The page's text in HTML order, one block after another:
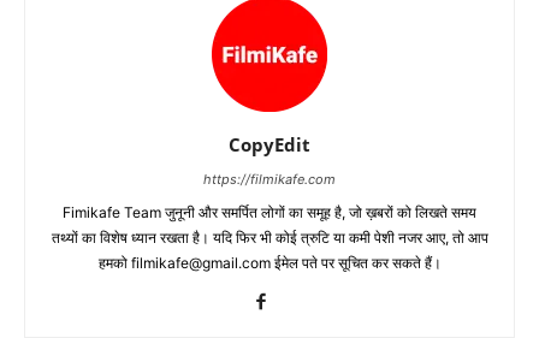
CopyEdit
https://filmikafe.com
Fimikafe Team जुनूनी और समर्पित लोगों का समूह है, जो ख़बरों को लिखते समय
तथ्‍यों का विशेष ध्‍यान रखता है। यदि फिर भी कोई त्रुटि या कमी पेशी नजर आए, तो आप
हमको filmikafe@gmail.com ईमेल पते पर सूचित कर सकते हैं।